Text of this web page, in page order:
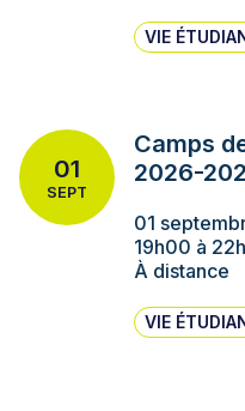
VIE
01
SEPT
Camps
2026-
01
19h00 à
À distance
VIE